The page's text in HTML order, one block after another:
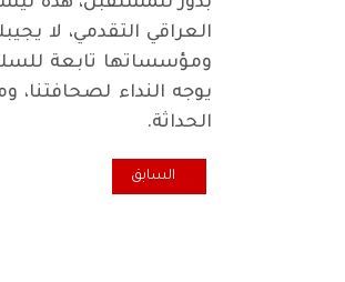
العراقي التقدمي، لا
ومؤسساتها تابعة
يوجه النداء لصحافتنا،
الحداثة.
المقال السابق: في رواية "بحر
السابق